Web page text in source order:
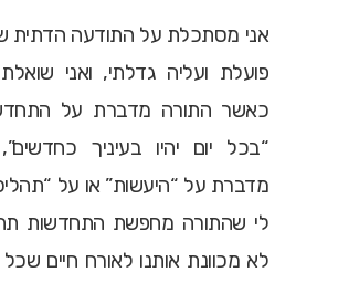
אני מסתכלת על התודעה הדתית
פועלת ועליה גדלתי, ואני
כאשר התורה מדברת על
“בכל יום יהיו בעיניך
מדברת על “היעשות” או על
לי שהתורה מחפשת התחדשות
לא מכוונת אותנו לאורח חיים שכל